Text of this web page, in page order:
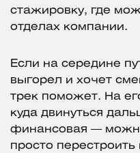
стажировку, где
отделах компании.
Если на середине
выгорел и хочет
трек поможет. На
куда двинуться
финансовая —
просто